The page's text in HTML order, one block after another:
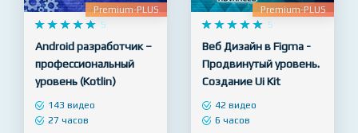
Premium-PLUS
    
     5
Android разработчик –
профессиональный
уровень (Kotlin)
Premium-PLUS
    
     5
Веб Дизайн в Figma -
Продвинутый уровень.
Создание Ui Kit